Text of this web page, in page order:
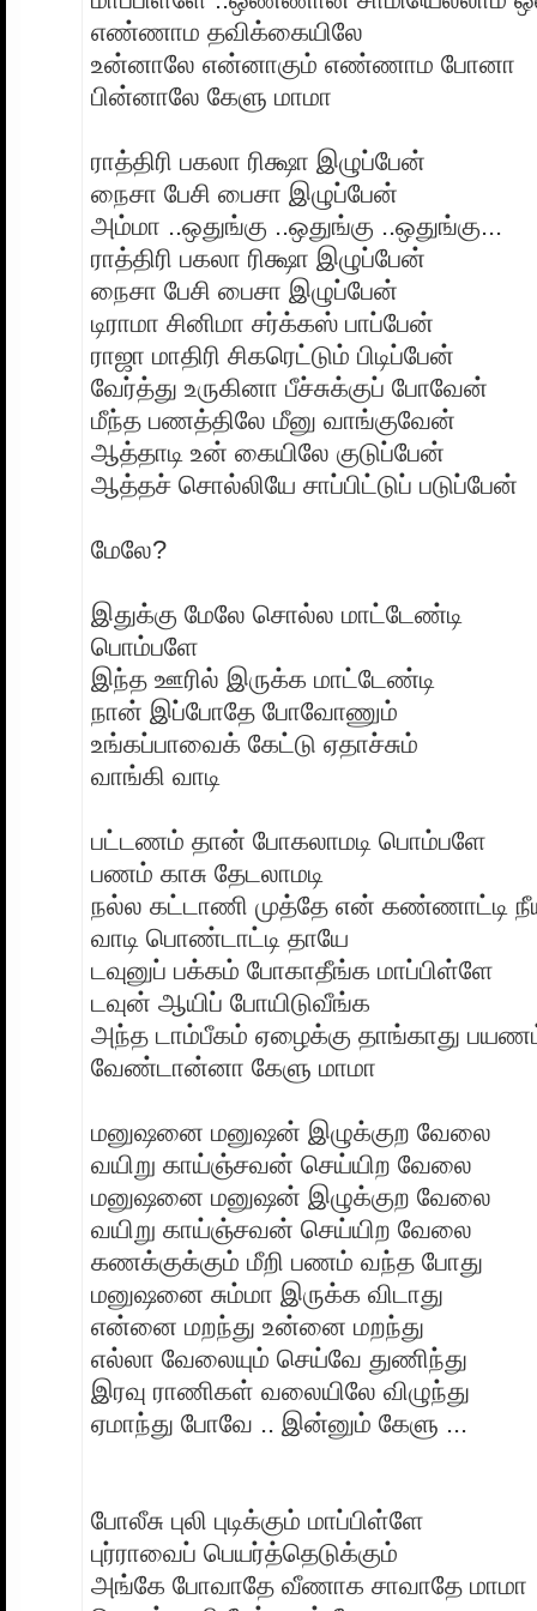
எண்ணாம தவிக்கையிலே
உன்னாலே என்னாகும் எண்ணாம போனா
பின்னாலே கேளு மாமா
ராத்திரி பகலா ரிக்ஷா இழுப்பேன்
நைசா பேசி பைசா இழுப்பேன்
அம்மா ..ஒதுங்கு ..ஒதுங்கு ..ஒதுங்கு...
ராத்திரி பகலா ரிக்ஷா இழுப்பேன்
நைசா பேசி பைசா இழுப்பேன்
டிராமா சினிமா சர்க்கஸ் பாப்பேன்
ராஜா மாதிரி சிகரெட்டும் பிடிப்பேன்
வேர்த்து உருகினா பீச்சுக்குப் போவேன்
மீந்த பணத்திலே மீனு வாங்குவேன்
ஆத்தாடி உன் கையிலே குடுப்பேன்
ஆத்தச் சொல்லியே சாப்பிட்டுப் படுப்பேன்
மேலே?
இதுக்கு மேலே சொல்ல மாட்டேண்டி
பொம்பளே
இந்த ஊரில் இருக்க மாட்டேண்டி
நான் இப்போதே போவோணும்
உங்கப்பாவைக் கேட்டு ஏதாச்சும்
வாங்கி வாடி
பட்டணம் தான் போகலாமடி பொம்பளே
பணம் காசு தேடலாமடி
நல்ல கட்டாணி முத்தே என் கண்ணாட்டி
வாடி பொண்டாட்டி தாயே
டவுனுப் பக்கம் போகாதீங்க மாப்பிள்ளே
டவுன் ஆயிப் போயிடுவீங்க
அந்த டாம்பீகம் ஏழைக்கு தாங்காது
வேண்டான்னா கேளு மாமா
மனுஷனை மனுஷன் இழுக்குற வேலை
வயிறு காய்ஞ்சவன் செய்யிற வேலை
மனுஷனை மனுஷன் இழுக்குற வேலை
வயிறு காய்ஞ்சவன் செய்யிற வேலை
கணக்குக்கும் மீறி பணம் வந்த போது
மனுஷனை சும்மா இருக்க விடாது
என்னை மறந்து உன்னை மறந்து
எல்லா வேலையும் செய்வே துணிந்து
இரவு ராணிகள் வலையிலே விழுந்து
ஏமாந்து போவே .. இன்னும் கேளு ...
போலீசு புலி புடிக்கும் மாப்பிள்ளே
புர்ராவைப் பெயர்த்தெடுக்கும்
அங்கே போவாதே வீணாக சாவாதே மாமா